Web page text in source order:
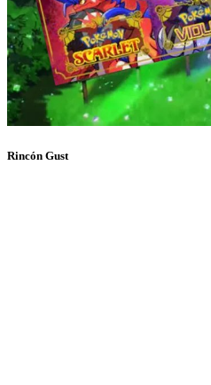
Rincón Gust